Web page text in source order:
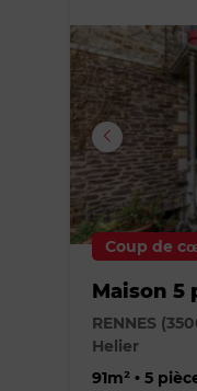
Coup de
Maison 5
RENNES
Helier
91m² • 5